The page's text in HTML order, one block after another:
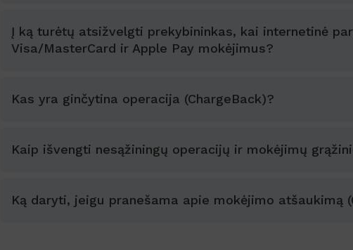
Į ką turėtų atsižvelgti prekybininkas, kai internetinė
Visa/MasterCard ir Apple Pay mokėjimus?
Kas yra ginčytina operacija (ChargeBack)?
Kaip išvengti nesąžiningų operacijų ir mokėjimų
Ką daryti, jeigu pranešama apie mokėjimo atšaukimą